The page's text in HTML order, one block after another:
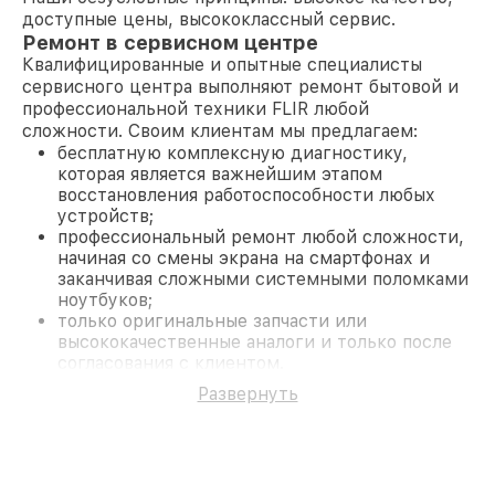
доступные цены, высококлассный сервис.
Ремонт в сервисном центре
Квалифицированные и опытные специалисты
сервисного центра выполняют ремонт бытовой и
профессиональной техники FLIR любой
сложности. Своим клиентам мы предлагаем:
бесплатную комплексную диагностику,
которая является важнейшим этапом
восстановления работоспособности любых
устройств;
профессиональный ремонт любой сложности,
начиная со смены экрана на смартфонах и
заканчивая сложными системными поломками
ноутбуков;
только оригинальные запчасти или
высококачественные аналоги и только после
согласования с клиентом.
На все работы и замененные комплектующие
предоставляется длительная гарантия. В случае
Развернуть